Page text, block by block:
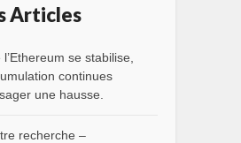
Articles
se stabilise,
continues
une hausse.
recherche –